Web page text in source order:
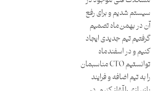
سیستم شدیم و برای رفع
آن در بهمن‌ماه تصمیم
گرفتیم تیم جدیدی ایجاد
کنیم و در اسفندماه
توانستیم CTO مناسبمان
را به تیم اضافه و فرایند